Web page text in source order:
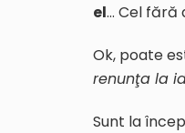
el… Cel fără
Ok, poate
renunţa la
Sunt la